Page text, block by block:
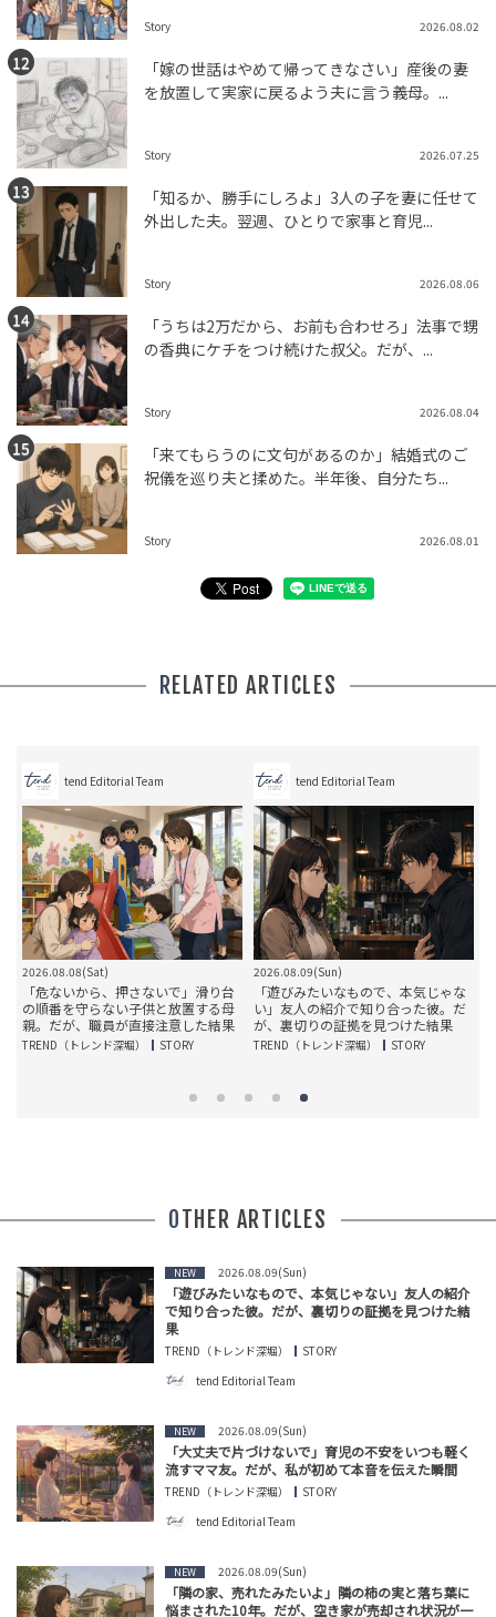
Story 2026.08.02
「嫁の世話はやめて帰ってきなさい」産後の妻
を放置して実家に戻るよう夫に言う義母。...
Story 2026.07.25
「知るか、勝手にしろよ」3人の子を妻に任せて
外出した夫。翌週、ひとりで家事と育児...
Story 2026.08.06
「うちは2万だから、お前も合わせろ」法事で甥
の香典にケチをつけ続けた叔父。だが、...
Story 2026.08.04
「来てもらうのに文句があるのか」結婚式のご
祝儀を巡り夫と揉めた。半年後、自分たち...
Story 2026.08.01
RELATED ARTICLES
tend Editorial Team
2026.08.08(Sat)
「危ないから、押さないで」滑り台
の順番を守らない子供と放置する母
親。だが、職員が直接注意した結果
TREND（トレンド深堀） STORY
tend Editorial Team
2026.08.09(Sun)
「遊びみたいなもので、本気じゃな
い」友人の紹介で知り合った彼。だ
が、裏切りの証拠を見つけた結果
TREND（トレンド深堀） STORY
OTHER ARTICLES
NEW 2026.08.09(Sun)
「遊びみたいなもので、本気じゃない」友人の紹介
で知り合った彼。だが、裏切りの証拠を見つけた結
果
TREND（トレンド深堀）
STORY
tend Editorial Team
NEW 2026.08.09(Sun)
「大丈夫で片づけないで」育児の不安をいつも軽く
流すママ友。だが、私が初めて本音を伝えた瞬間
TREND（トレンド深堀）
STORY
tend Editorial Team
NEW 2026.08.09(Sun)
「隣の家、売れたみたいよ」隣の柿の実と落ち葉に
悩まされた10年。だが、空き家が売却され状況が一